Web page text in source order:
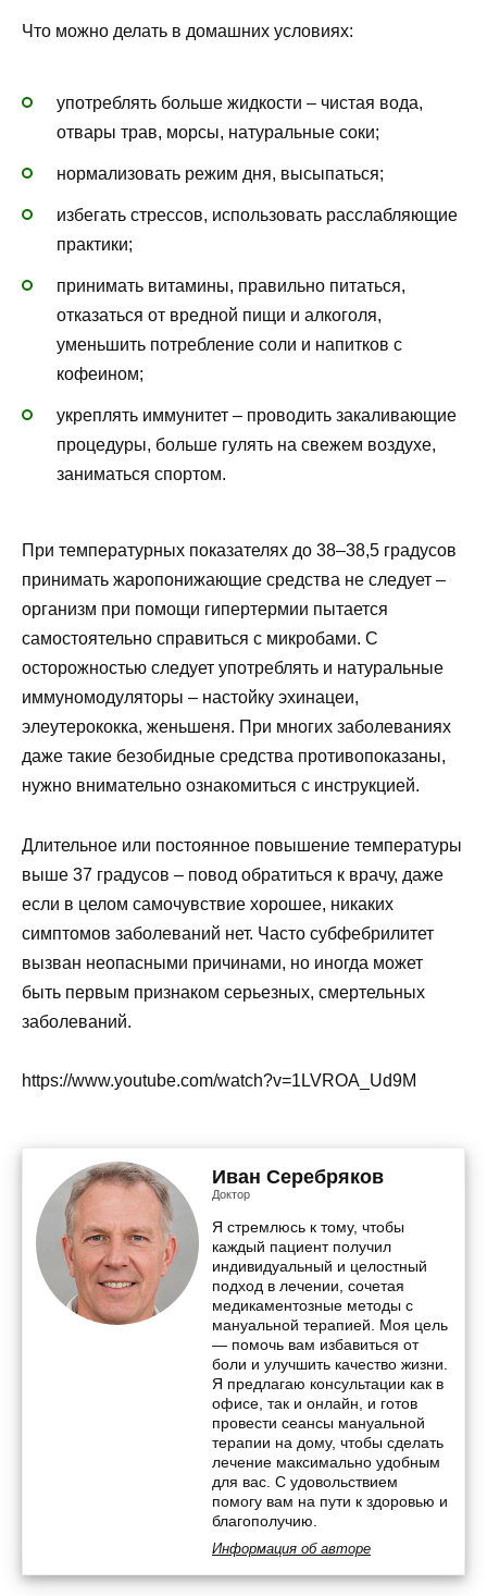
Что можно делать в домашних условиях:
употреблять больше жидкости – чистая вода,
отвары трав, морсы, натуральные соки;
нормализовать режим дня, высыпаться;
избегать стрессов, использовать расслабляющие
практики;
принимать витамины, правильно питаться,
отказаться от вредной пищи и алкоголя,
уменьшить потребление соли и напитков с
кофеином;
укреплять иммунитет – проводить закаливающие
процедуры, больше гулять на свежем воздухе,
заниматься спортом.
При температурных показателях до 38–38,5 градусов
принимать жаропонижающие средства не следует –
организм при помощи гипертермии пытается
самостоятельно справиться с микробами. С
осторожностью следует употреблять и натуральные
иммуномодуляторы – настойку эхинацеи,
элеутерококка, женьшеня. При многих заболеваниях
даже такие безобидные средства противопоказаны,
нужно внимательно ознакомиться с инструкцией.
Длительное или постоянное повышение температуры
выше 37 градусов – повод обратиться к врачу, даже
если в целом самочувствие хорошее, никаких
симптомов заболеваний нет. Часто субфебрилитет
вызван неопасными причинами, но иногда может
быть первым признаком серьезных, смертельных
заболеваний.
https://www.youtube.com/watch?v=1LVROA_Ud9M
Иван Серебряков
Доктор
Я стремлюсь к тому, чтобы
каждый пациент получил
индивидуальный и целостный
подход в лечении, сочетая
медикаментозные методы с
мануальной терапией. Моя цель
— помочь вам избавиться от
боли и улучшить качество жизни.
Я предлагаю консультации как в
офисе, так и онлайн, и готов
провести сеансы мануальной
терапии на дому, чтобы сделать
лечение максимально удобным
для вас. С удовольствием
помогу вам на пути к здоровью и
благополучию.
Информация об авторе